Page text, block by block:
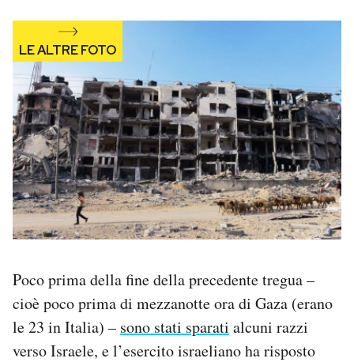
Poco prima della fine della precedente tregua –
cioè poco prima di mezzanotte ora di Gaza (erano
le 23 in Italia) – sono stati sparati alcuni razzi
verso Israele, e l’esercito israeliano ha risposto